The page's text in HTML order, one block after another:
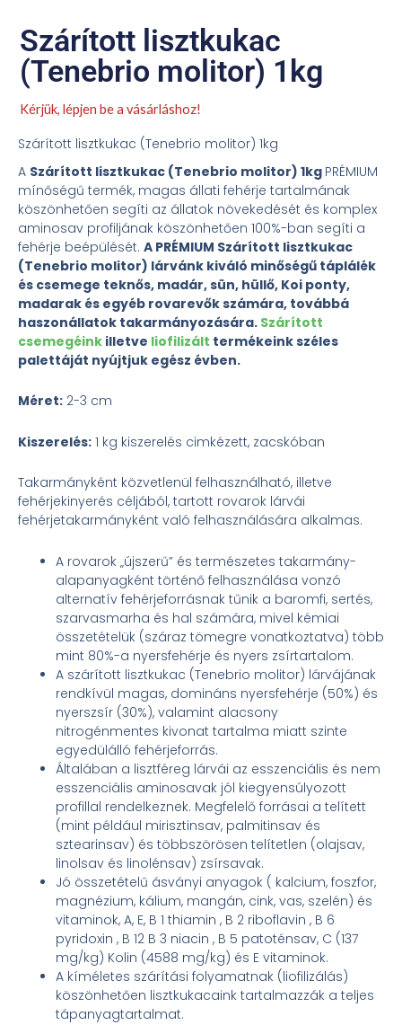
Szárított lisztkukac
(Tenebrio molitor) 1kg
Kérjük, lépjen be a vásárláshoz!
Szárított lisztkukac (Tenebrio molitor) 1kg
A Szárított lisztkukac (Tenebrio molitor) 1kg PRÉMIUM
mínőségű termék, magas állati fehérje tartalmának
köszönhetően segíti az állatok növekedését és komplex
aminosav profiljának köszönhetően 100%-ban segíti a
fehérje beépülését. A PRÉMIUM Szárított lisztkukac
(Tenebrio molitor) lárvánk kiváló minőségű táplálék
és csemege teknős, madár, sün, hüllő, Koi ponty,
madarak és egyéb rovarevők számára, továbbá
haszonállatok takarmányozására. Szárított
csemegéink illetve liofilizált termékeink széles
palettáját nyújtjuk egész évben.
Méret: 2-3 cm
Kiszerelés: 1 kg kiszerelés cimkézett, zacskóban
Takarmányként közvetlenül felhasználható, illetve
fehérjekinyerés céljából, tartott rovarok lárvái
fehérjetakarmányként való felhasználására alkalmas.
A rovarok „újszerű” és természetes takarmány-
alapanyagként történő felhasználása vonzó
alternatív fehérjeforrásnak tűnik a baromfi, sertés,
szarvasmarha és hal számára, mivel kémiai
összetételük (száraz tömegre vonatkoztatva) több
mint 80%-a nyersfehérje és nyers zsírtartalom.
A szárított lisztkukac (Tenebrio molitor) lárvájának
rendkívül magas, domináns nyersfehérje (50%) és
nyerszsír (30%), valamint alacsony
nitrogénmentes kivonat tartalma miatt szinte
egyedülálló fehérjeforrás.
Általában a lisztféreg lárvái az esszenciális és nem
esszenciális aminosavak jól kiegyensúlyozott
profillal rendelkeznek. Megfelelő forrásai a telített
(mint például mirisztinsav, palmitinsav és
sztearinsav) és többszörösen telítetlen (olajsav,
linolsav és linolénsav) zsírsavak.
Jó összetételű ásványi anyagok ( kalcium, foszfor,
magnézium, kálium, mangán, cink, vas, szelén) és
vitaminok, A, E, B 1 thiamin , B 2 riboflavin , B 6
pyridoxin , B 12 B 3 niacin , B 5 patoténsav, C (137
mg/kg) Kolin (4588 mg/kg) és E vitaminok.
A kíméletes szárítási folyamatnak (liofilizálás)
köszönhetően lisztkukacaink tartalmazzák a teljes
tápanyagtartalmat.